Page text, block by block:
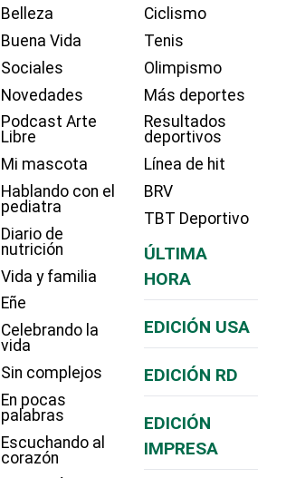
Belleza
Buena Vida
Sociales
Novedades
Podcast Arte
Libre
Mi mascota
Hablando con el
pediatra
Diario de
nutrición
Vida y familia
Eñe
Celebrando la
vida
Sin complejos
En pocas
palabras
Escuchando al
corazón
Ciclismo
Tenis
Olimpismo
Más deportes
Resultados
deportivos
Línea de hit
BRV
TBT Deportivo
ÚLTIMA
HORA
EDICIÓN USA
EDICIÓN RD
EDICIÓN
IMPRESA